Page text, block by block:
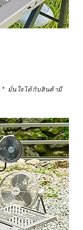
* มั่นใจได้กับสินค้ามี